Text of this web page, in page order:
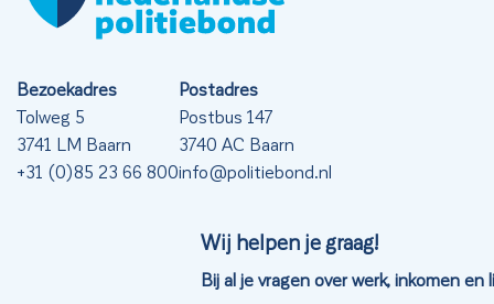
Bezoekadres
Tolweg 5
3741 LM Baarn
+31 (0)85 23 66 800
Postadres
Postbus 147
3740 AC Baarn
info@politiebond.nl
Wij helpen je graag!
Bij al je vragen over werk, inkomen en